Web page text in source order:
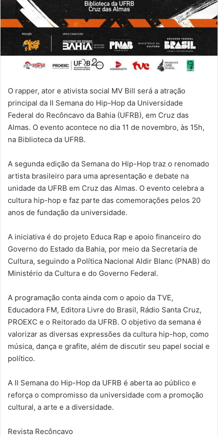
O rapper, ator e ativista social MV Bill será a atração
principal da II Semana do Hip-Hop da Universidade
Federal do Recôncavo da Bahia (UFRB), em Cruz das
Almas. O evento acontece no dia 11 de novembro, às 15h,
na Biblioteca da UFRB.
A segunda edição da Semana do Hip-Hop traz o renomado
artista brasileiro para uma apresentação e debate na
unidade da UFRB em Cruz das Almas. O evento celebra a
cultura hip-hop e faz parte das comemorações pelos 20
anos de fundação da universidade.
A iniciativa é do projeto Educa Rap e apoio financeiro do
Governo do Estado da Bahia, por meio da Secretaria de
Cultura, seguindo a Política Nacional Aldir Blanc (PNAB) do
Ministério da Cultura e do Governo Federal.
A programação conta ainda com o apoio da TVE,
Educadora FM, Editora Livre do Brasil, Rádio Santa Cruz,
PROEXC e o Reitorado da UFRB. O objetivo da semana é
valorizar as diversas expressões da cultura hip-hop, como
música, dança e grafite, além de discutir seu papel social e
político.
A II Semana do Hip-Hop da UFRB é aberta ao público e
reforça o compromisso da universidade com a promoção
cultural, a arte e a diversidade.
Revista Recôncavo